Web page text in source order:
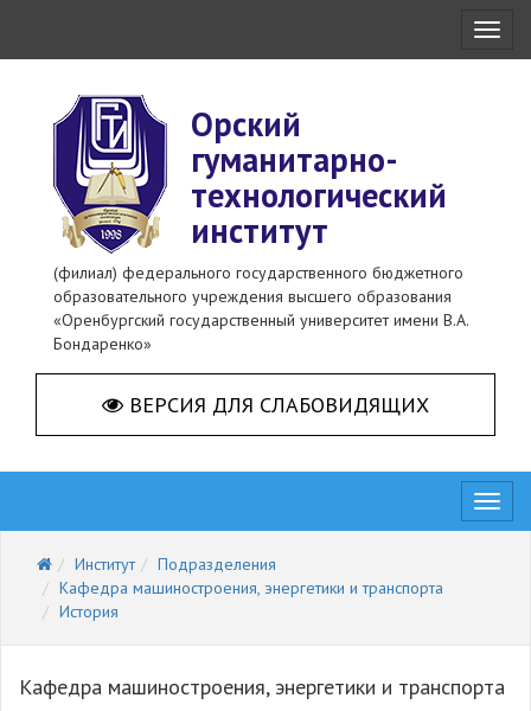
Орский
гуманитарно-
технологический
институт
(филиал) федерального государственного бюджетного
образовательного учреждения высшего образования
«Оренбургский государственный университет имени В.А.
Бондаренко»
ВЕРСИЯ ДЛЯ СЛАБОВИДЯЩИХ
Институт
Подразделения
Кафедра машиностроения, энергетики и транспорта
История
Кафедра машиностроения, энергетики и транспорта